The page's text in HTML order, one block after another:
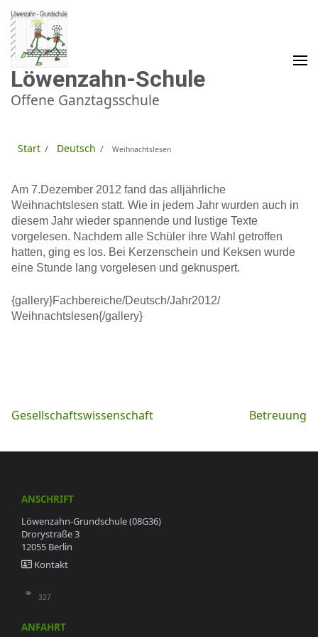
Zum
Inhalt
springen
(Enter
drücken)
Löwenzahn-Schule
Offene Ganztagsschule
Start / Deutsch / Weihnachtslesen
Am 7.Dezember 2012 fand das alljährliche
Weihnachtslesen statt. Wie in jedem Jahr wurden auch in
diesem Jahr wieder spannende und lustige Texte
vorgelesen. Nachdem alle Schüler ihre Wahl getroffen
hatten, ging es los. Bei Kerzenschein und Keksen wurde
eine Stunde lang vorgelesen und geknuspert.
{gallery}Fachbereiche/Deutsch/Jahr2012/
Weihnachtslesen{/gallery}
Beitragsnavigation
Gesellschaftswissenschaft Betreuung
ANSCHRIFT
Löwenzahn-Grundschule (08G36)
Drorystraße 3
12055 Berlin
Kontakt
327
ANFAHRT